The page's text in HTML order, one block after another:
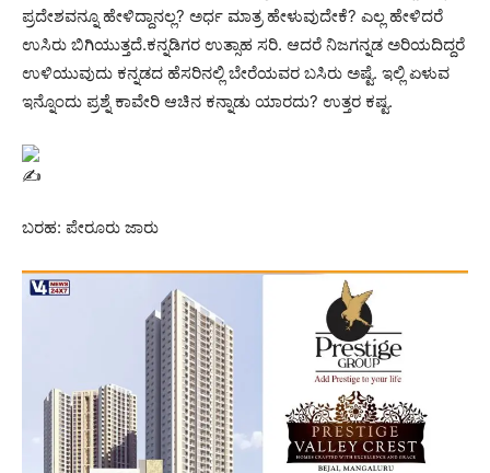
ಪ್ರದೇಶವನ್ನೂ ಹೇಳಿದ್ದಾನಲ್ಲ? ಅರ್ಧ ಮಾತ್ರ ಹೇಳುವುದೇಕೆ? ಎಲ್ಲ ಹೇಳಿದರೆ
ಉಸಿರು ಬಿಗಿಯುತ್ತದೆ.ಕನ್ನಡಿಗರ ಉತ್ಸಾಹ ಸರಿ. ಆದರೆ ನಿಜಗನ್ನಡ ಅರಿಯದಿದ್ದರೆ
ಉಳಿಯುವುದು ಕನ್ನಡದ ಹೆಸರಿನಲ್ಲಿ ಬೇರೆಯವರ ಬಸಿರು ಅಷ್ಟೆ. ಇಲ್ಲಿ ಏಳುವ
ಇನ್ನೊಂದು ಪ್ರಶ್ನೆ ಕಾವೇರಿ ಆಚಿನ ಕನ್ನಾಡು ಯಾರದು? ಉತ್ತರ ಕಷ್ಟ.
ಬರಹ: ಪೇರೂರು ಜಾರು